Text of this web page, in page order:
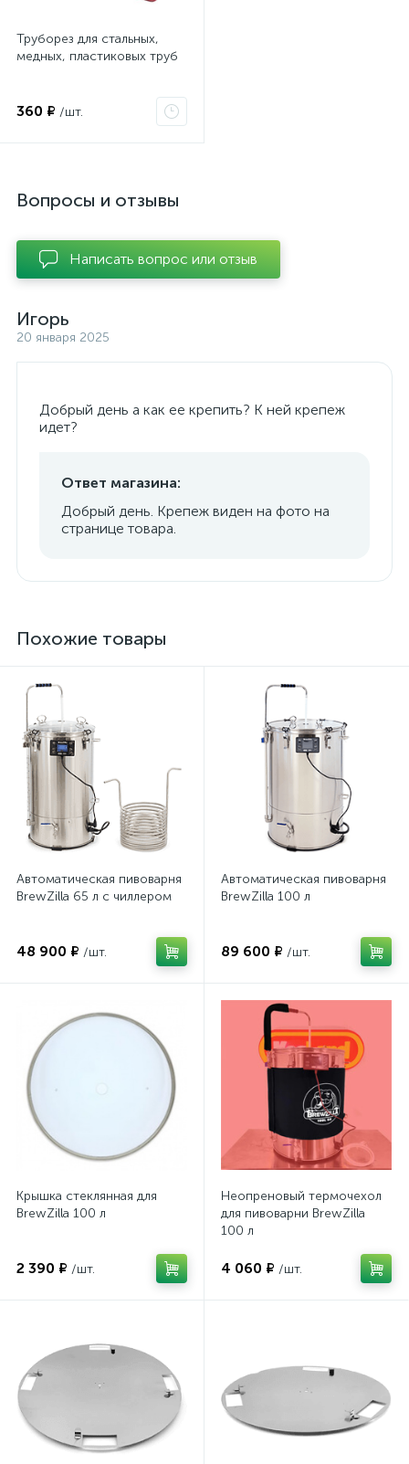
Труборез для стальных,
медных, пластиковых труб
360 ₽ /шт.
Вопросы и отзывы
Написать вопрос или отзыв
Игорь
20 января 2025
Добрый день а как ее крепить? К ней крепеж
идет?
Ответ магазина:
Добрый день. Крепеж виден на фото на
странице товара.
Похожие товары
Автоматическая пивоварня
BrewZilla 65 л с чиллером
48 900 ₽ /шт.
Автоматическая пивоварня
BrewZilla 100 л
89 600 ₽ /шт.
Крышка стеклянная для
BrewZilla 100 л
2 390 ₽ /шт.
Неопреновый термочехол
для пивоварни BrewZilla
100 л
4 060 ₽ /шт.